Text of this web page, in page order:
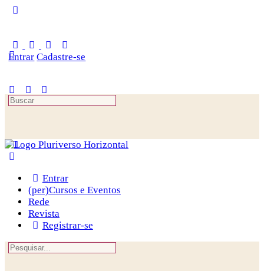
Entrar Cadastre-se
Procurar
Entrar
(per)Cursos e Eventos
Rede
Revista
Registrar-se
Procurar